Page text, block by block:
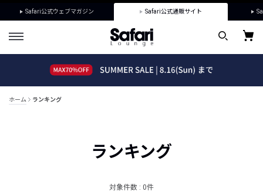
Safari公式ウェブマガジン Safari公式通販サイト
ホーム ランキング
ランキング
対象件数 : 0件